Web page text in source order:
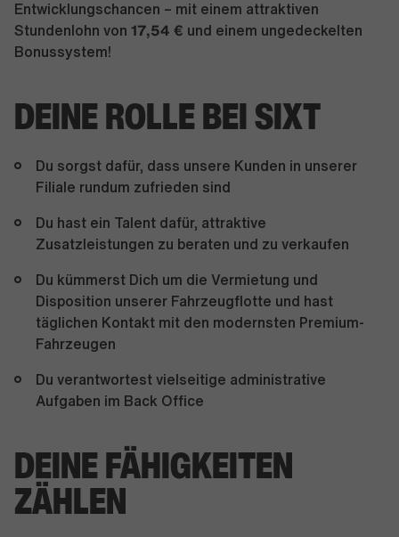
Entwicklungschancen – mit einem attraktiven
Stundenlohn von 17,54 € und einem ungedeckelten
Bonussystem!
DEINE ROLLE BEI SIXT
Du sorgst dafür, dass unsere Kunden in unserer
Filiale rundum zufrieden sind
Du hast ein Talent dafür, attraktive
Zusatzleistungen zu beraten und zu verkaufen
Du kümmerst Dich um die Vermietung und
Disposition unserer Fahrzeugflotte und hast
täglichen Kontakt mit den modernsten Premium-
Fahrzeugen
Du verantwortest vielseitige administrative
Aufgaben im Back Office
DEINE FÄHIGKEITEN
ZÄHLEN